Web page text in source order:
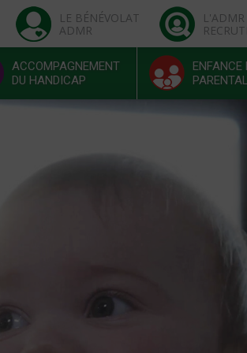
LE BÉNÉVOLAT
ADMR
L'ADMR
ACCOMPAGNEMENT
DU HANDICAP
ENFANCE